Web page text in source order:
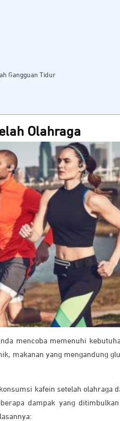
Gangguan Tidur
Olahraga
mencoba memenuhi
makanan yang mengandung
kafein setelah olahraga
dampak yang